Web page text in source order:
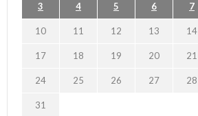
3 4 5 6 7
10 11 12 13 14
17 18 19 20 21
24 25 26 27 28
31